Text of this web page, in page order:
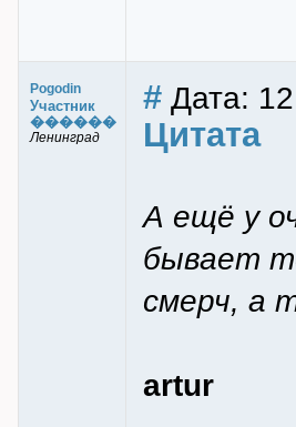
Pogodin
Участник
������
Ленинград
# Дата:
Цитата
А ещё у
бывает
смерч, а
artur